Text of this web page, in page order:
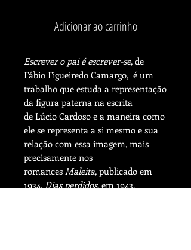
Adicionar ao carrinho
Escrever o pai é escrever-se, de
Fábio Figueiredo Camargo, é um
trabalho que estuda a representação
da figura paterna na escrita
de Lúcio Cardoso e a maneira como
ele se representa a si mesmo e sua
relação com essa imagem, mais
precisamente nos
romances Maleita, publicado em
1934,Dias perdidos, em 1943,